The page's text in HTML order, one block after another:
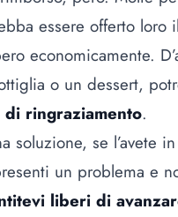
essere offerto loro
economicamente.
o un dessert,
di ringraziamento.
soluzione, se l’avete
un problema e
liberi di